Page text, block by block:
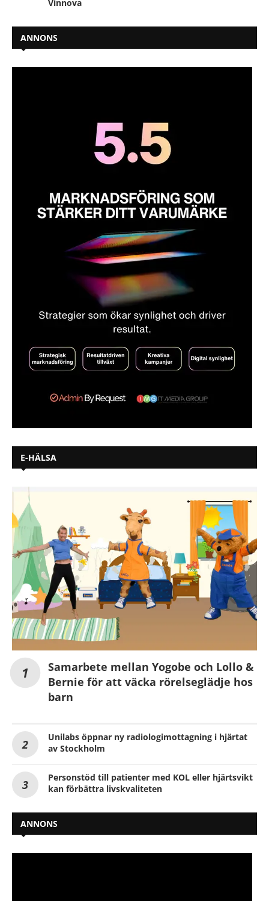
Vinnova
ANNONS
E-HÄLSA
Samarbete mellan Yogobe och Lollo &
Bernie för att väcka rörelseglädje hos
barn
Unilabs öppnar ny radiologimottagning i hjärtat
av Stockholm
Personstöd till patienter med KOL eller hjärtsvikt
kan förbättra livskvaliteten
ANNONS